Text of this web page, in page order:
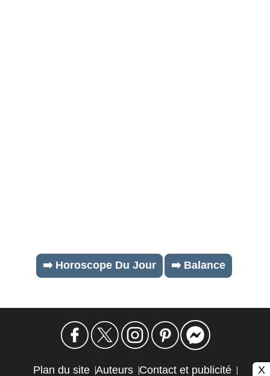
➡️ Horoscope Du Jour ➡️ Balance
Plan du site Auteurs Contact et publicité X